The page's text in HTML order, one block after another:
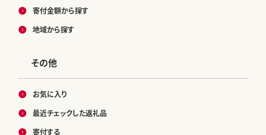
寄付金額から探す
地域から探す
その他
お気に入り
最近チェックした返礼品
寄付する